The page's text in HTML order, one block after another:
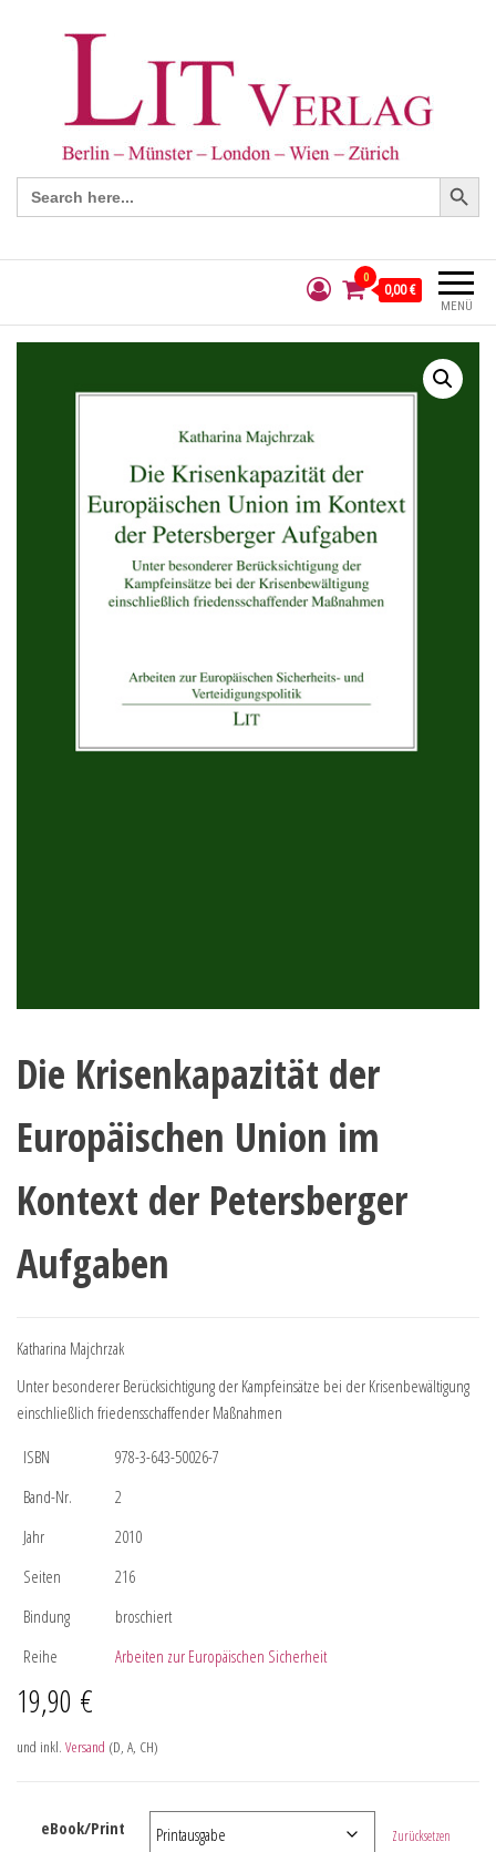
Search
for:
Search Button
MENÜ
0
0,00 €
Die Krisenkapazität der
Europäischen Union im
Kontext der Petersberger
Aufgaben
Katharina Majchrzak
Unter besonderer Berücksichtigung der Kampfeinsätze bei der Krisenbewältigung
einschließlich friedensschaffender Maßnahmen
ISBN
978-3-643-50026-7
Band-Nr.
2
Jahr
2010
Seiten
216
Bindung
broschiert
Reihe
Arbeiten zur Europäischen Sicherheit
19,90 €
und inkl. Versand (D, A, CH)
eBook/Print Zurücksetzen